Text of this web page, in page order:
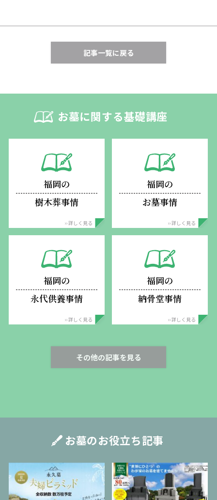
記事一覧に戻る
お墓に関する基礎講座
福岡の
樹木葬事情
›› 詳しく見る
福岡の
お墓事情
›› 詳しく見る
福岡の
永代供養事情
›› 詳しく見る
福岡の
納骨堂事情
›› 詳しく見る
その他の記事を見る
お墓のお役立ち記事